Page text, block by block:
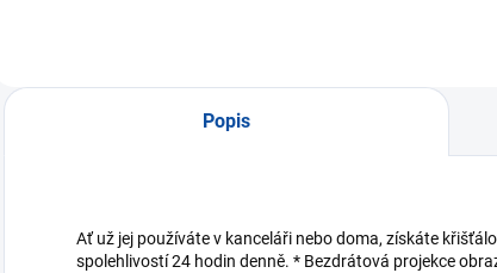
Popis
Ať už jej používáte v kanceláři nebo doma, získáte
spolehlivostí 24 hodin denně. * Bezdrátová projekce